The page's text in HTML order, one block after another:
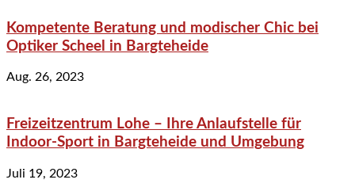
Kompetente Beratung und modischer Chic bei
Optiker Scheel in Bargteheide
Aug. 26, 2023
Freizeitzentrum Lohe – Ihre Anlaufstelle für
Indoor-Sport in Bargteheide und Umgebung
Juli 19, 2023